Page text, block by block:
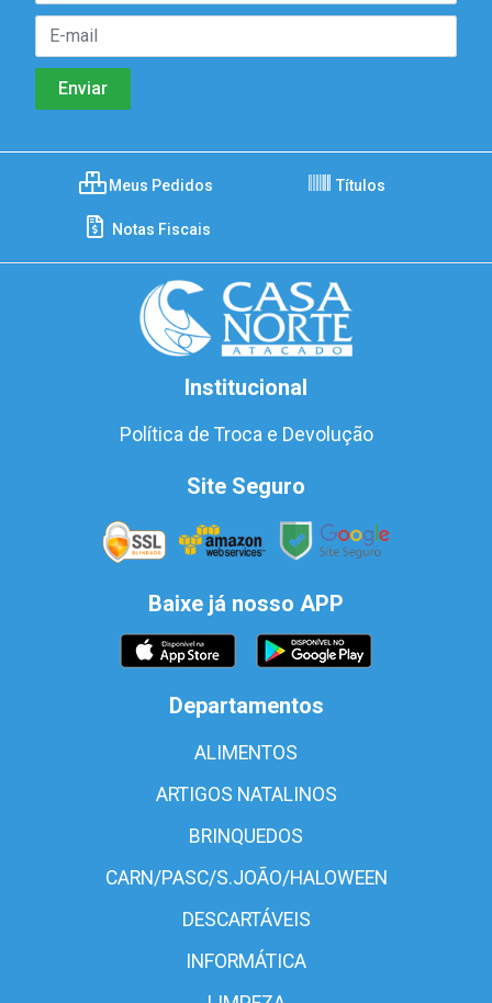
Meus Pedidos Títulos
Notas Fiscais
Institucional
Política de Troca e Devolução
Site Seguro
Baixe já nosso APP
Departamentos
ALIMENTOS
ARTIGOS NATALINOS
BRINQUEDOS
CARN/PASC/S.JOÃO/HALOWEEN
DESCARTÁVEIS
INFORMÁTICA